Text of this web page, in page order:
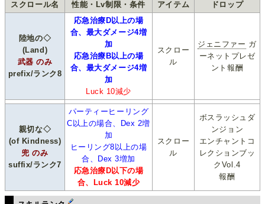
スクロール名 性能・Lv制限・条件 アイテム ドロップ
陸地の◇
(Land)
武器 のみ
prefix/ランク8
応急治療D以上の場
合、最大ダメージ4増
加
応急治療B以上の場
合、最大ダメージ4増
加
Luck 10減少
スクロー
ル
ジェニファー ガ
ーネットプレゼ
ント報酬
親切な◇
(of Kindness)
兜 のみ
suffix/ランク7
パーティーヒーリング
C以上の場合、Dex 2増
加
ヒーリング8以上の場
合、Dex 3増加
応急治療D以下の場
合、Luck 10減少
スクロー
ル
ボスラッシュダ
ンジョン
エンチャントコ
レクションブッ
クVol.4
報酬